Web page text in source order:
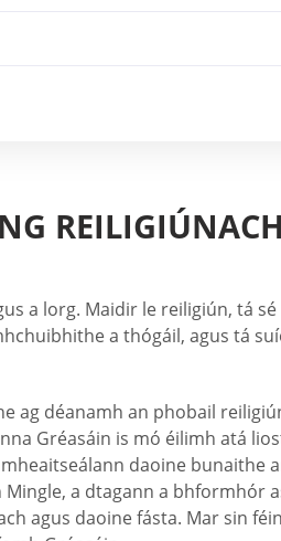
REILIGIÚNACH
a lorg. Maidir le reiligiún, tá
a thógáil, agus tá
ag déanamh an phobail
Gréasáin is mó éilimh atá
daoine bunaithe
a dtagann a bhformhór
agus daoine fásta. Mar sin